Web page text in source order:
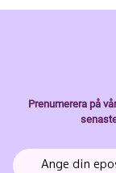
Prenumerera på